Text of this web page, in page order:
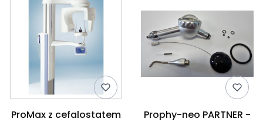
ProMax z cefalostatem
Prophy-neo PARTNER -